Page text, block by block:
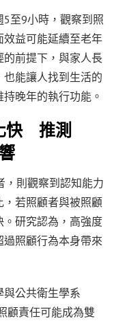
至9小時，觀察到照
益可能延續至老年
前提下，與家人長
能讓人找到生活的
晚年的執行功能。
快 推測
，則觀察到認知能力
若照顧者與被照顧
研究認為，高強度
照顧行為本身帶來
公共衛生學系
顧責任可能成為雙